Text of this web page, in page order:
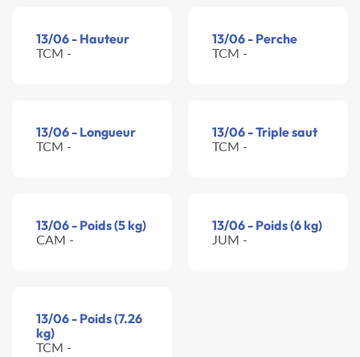
13/06 - Hauteur
TCM -
13/06 - Perche
TCM -
13/06 - Longueur
TCM -
13/06 - Triple saut
TCM -
13/06 - Poids (5 kg)
CAM -
13/06 - Poids (6 kg)
JUM -
13/06 - Poids (7.26
kg)
TCM -